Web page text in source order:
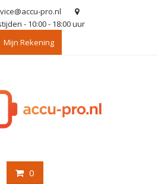
pro.nl
- 10:00 - 18:00 uur
Mijn Rekening
0